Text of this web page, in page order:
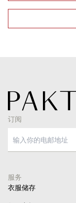
订阅
服务
衣服储存